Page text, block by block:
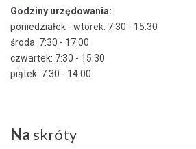
Godziny urzędowania:
poniedziałek - wtorek: 7:30 - 15:30
środa: 7:30 - 17:00
czwartek: 7:30 - 15:30
piątek: 7:30 - 14:00
Na skróty